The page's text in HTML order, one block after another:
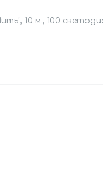
10 м., 100